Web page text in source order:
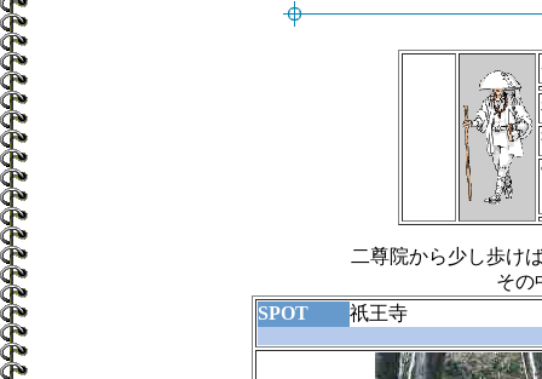
二尊院から少し歩け
その
SPOT
祇王寺